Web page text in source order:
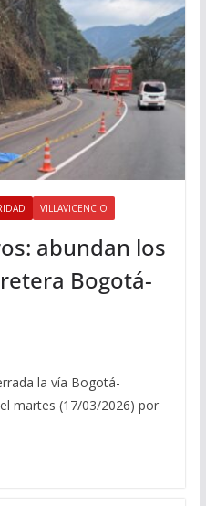
VILLAVICENCIO
abundan los
Bogotá-
la vía Bogotá-
martes (17/03/2026) por